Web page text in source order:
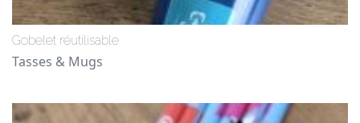
Gobelet réutilisable
Tasses & Mugs